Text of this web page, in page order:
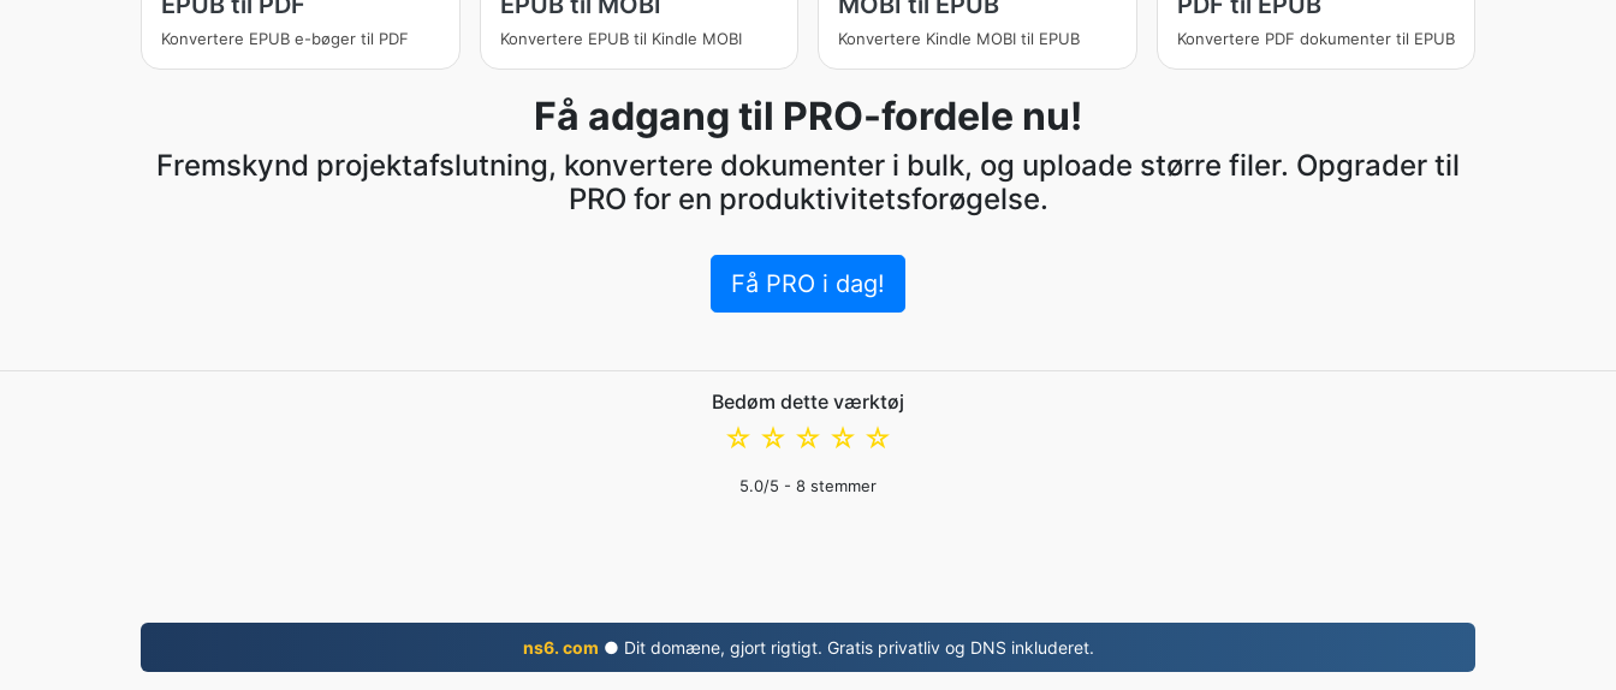
Konvertere EPUB e-bøger til PDF Konvertere EPUB til Kindle MOBI Konvertere Kindle MOBI til EPUB Konvertere PDF dokumenter til EPUB
Få adgang til PRO-fordele nu!
Fremskynd projektafslutning, konvertere dokumenter i bulk, og uploade større filer. Opgrader til
PRO for en produktivitetsforøgelse.
Få PRO i dag!
Bedøm dette værktøj
☆
☆
☆
☆
☆
5.0/5 - 8 stemmer
ns6. com ● Dit domæne, gjort rigtigt. Gratis privatliv og DNS inkluderet.